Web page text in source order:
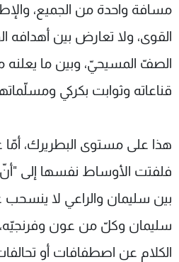
مسافة واحدة من الجميع،
القوى، ولا تعارض بين أهدافه
الصفّ المسيحيّ، وبين ما
قناعاته وثوابت بكركي
هذا على مستوى البطريرك،
فلفتت الأوساط نفسها إلى "أنّ
بين سليمان والراعي لا ينسحب
سليمان وكلّ من عون وفرنجيّه،
الكلام عن اصطفافات أو